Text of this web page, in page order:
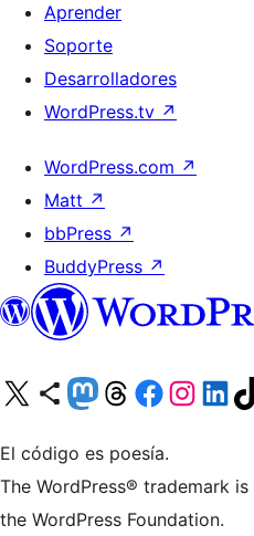
Aprender
Soporte
Desarrolladores
WordPress.tv ↗
WordPress.com ↗
Matt ↗
bbPress ↗
BuddyPress ↗
Visita nuestra cuenta de X (anteriormente Twitter)
Visita nuestra cuenta de Bluesky
Visita nuestra cuenta de Mastodon
Visita nuestra cuenta de Threads
Visita nuestra página de Facebook
Visita nuestra cuenta
Visita nuestraVisita
El código es poesía.
The WordPress® trademark
the WordPress Foundation.